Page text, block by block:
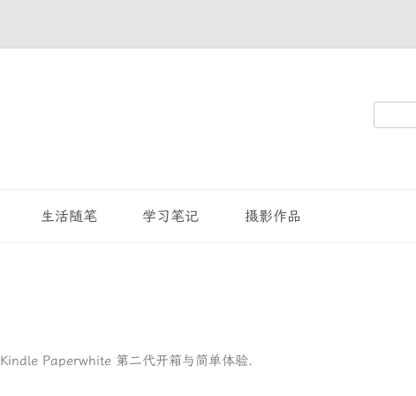
搜
生活随笔 学习笔记 摄影作品
Kindle Paperwhite 第二代开箱与简单体验.